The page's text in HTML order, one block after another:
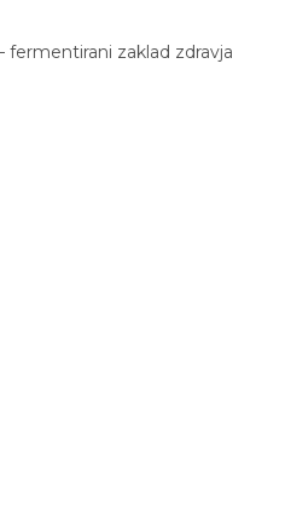
fermentirani zaklad zdravja